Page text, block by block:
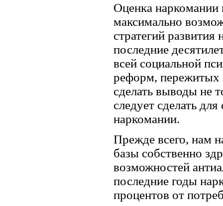
Оценка наркомании
максимально
стратегий
последние
всей социальной
реформ, пережитых
сделать выводы не
следует сделать
наркомании.
Прежде всего, нам
базы собственно
возможностей
последние годы
процентов от